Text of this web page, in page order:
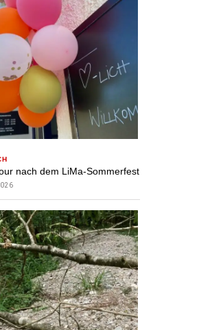
nach dem LiMa-Sommerfest